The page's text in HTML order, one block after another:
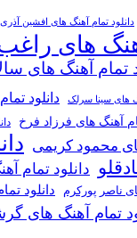
دانلود تمام آهنگ های افشین آذری
های
تمام آهنگ های
های سینا سرلک دانلود
آهنگ های فرزاد فرخ
محمود کریمی
دانلود تمام
ناصر پورکرم دانلود
تمام آهنگ های